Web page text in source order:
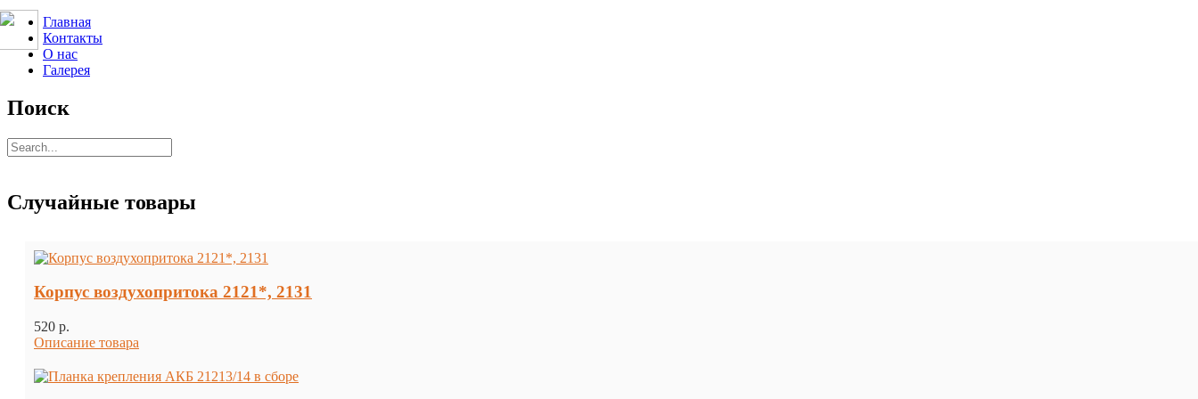
Главная
Контакты
О нас
Галерея
Поиск
Случайные товары
Корпус воздухопритока 2121*, 2131
520 p.
Описание товара